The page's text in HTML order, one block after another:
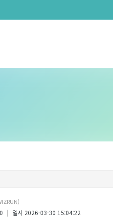
| 일시 2026-03-30 15:04:22